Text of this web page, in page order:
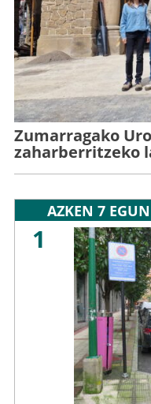
Zumarragako
zaharberritzeko
AZKEN 7
1